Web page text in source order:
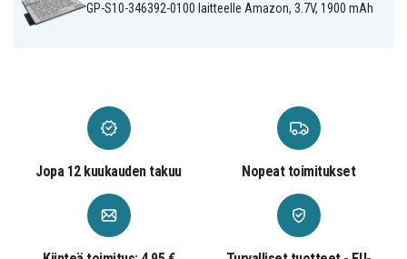
GP-S10-346392-0100 laitteelle Amazon, 3.7V, 1900 mAh
Jopa 12 kuukauden takuu Nopeat toimitukset